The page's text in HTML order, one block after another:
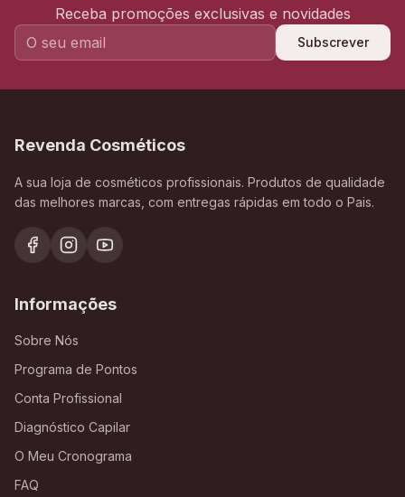
Receba promoções exclusivas e novidades
Subscrever
Revenda Cosméticos
A sua loja de cosméticos profissionais. Produtos de qualidade
das melhores marcas, com entregas rápidas em todo o Pais.
Informações
Sobre Nós
Programa de Pontos
Conta Profissional
Diagnóstico Capilar
O Meu Cronograma
FAQ